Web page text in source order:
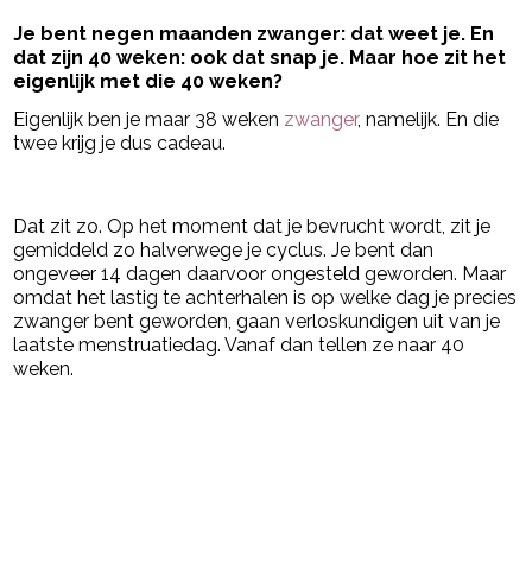
Je bent negen maanden zwanger: dat weet je. En
dat zijn 40 weken: ook dat snap je. Maar hoe zit het
eigenlijk met die 40 weken?
Eigenlijk ben je maar 38 weken zwanger, namelijk. En die
twee krijg je dus cadeau.
Dat zit zo. Op het moment dat je bevrucht wordt, zit je
gemiddeld zo halverwege je cyclus. Je bent dan
ongeveer 14 dagen daarvoor ongesteld geworden. Maar
omdat het lastig te achterhalen is op welke dag je precies
zwanger bent geworden, gaan verloskundigen uit van je
laatste menstruatiedag. Vanaf dan tellen ze naar 40
weken.